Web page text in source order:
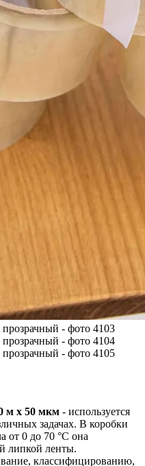
м x 50 мкм - используется
задачах. В коробки
от 0 до 70 °C она
липкой ленты.
классифицированию,